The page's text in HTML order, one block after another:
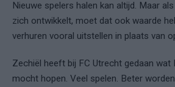
Nieuwe spelers halen kan altijd. Maar
zich ontwikkelt, moet dat ook waarde
verhuren vooral uitstellen in plaats van
Zechiël heeft bij FC Utrecht gedaan wat
mocht hopen. Veel spelen. Beter